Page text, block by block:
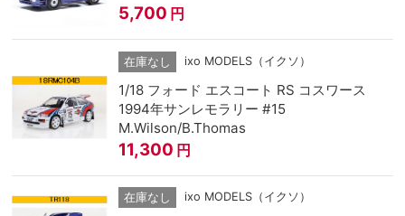
5,700 円
在庫なし ixo MODELS（イクソ）
1/18 フォード エスコート RS コスワース
1994年サンレモラリー #15
M.Wilson/B.Thomas
11,300 円
在庫なし ixo MODELS（イクソ）